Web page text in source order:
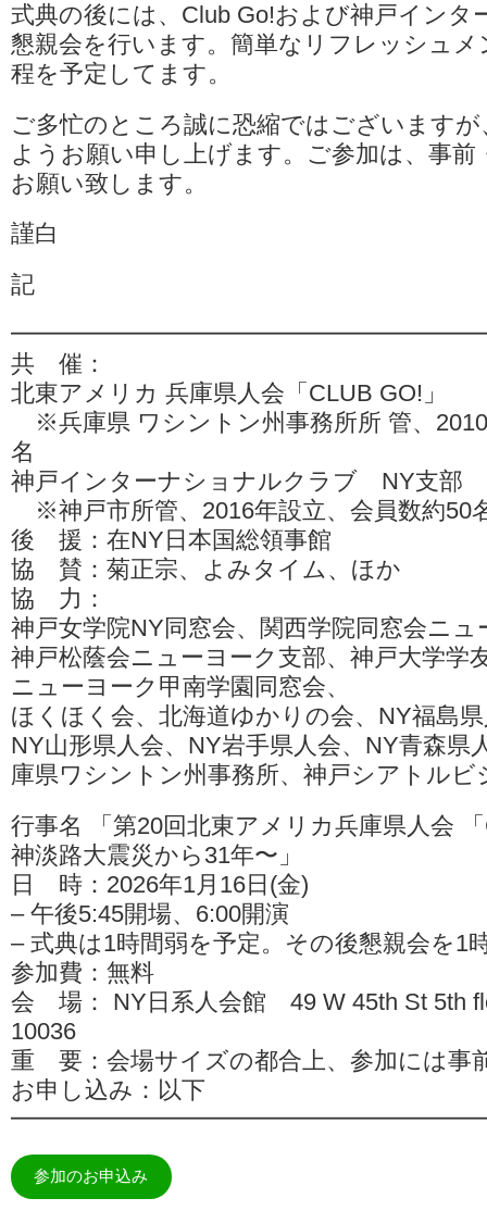
式典の後には、Club Go!および神戸インタ
懇親会を行います。簡単なリフレッシュ
程を予定してます。
ご多忙のところ誠に恐縮ではございます
ようお願い申し上げます。ご参加は、事
お願い致します。
謹白
記
共 催：
北東アメリカ 兵庫県人会「CLUB GO!」
※兵庫県 ワシントン州事務所所 管、
名
神戸インターナショナルクラブ NY支部
※神戸市所管、2016年設立、会員数約50
後 援：在NY日本国総領事館
協 賛：菊正宗、よみタイム、ほか
協 力：
神戸女学院NY同窓会、関西学院同窓会ニュ
神戸松蔭会ニューヨーク支部、神戸大学学
ニューヨーク甲南学園同窓会、
ほくほく会、北海道ゆかりの会、NY福島
NY山形県人会、NY岩手県人会、NY青森県
庫県ワシントン州事務所、神戸シアトル
行事名 「第20回北東アメリカ兵庫県人会
神淡路大震災から31年〜」
日 時：2026年1月16日(金)
– 午後5:45開場、6:00開演
– 式典は1時間弱を予定。その後懇親会を1
参加費：無料
会 場： NY日系人会館 49 W 45th St 5th
10036
重 要：会場サイズの都合上、参加には事
お申し込み：以下
参加のお申込み